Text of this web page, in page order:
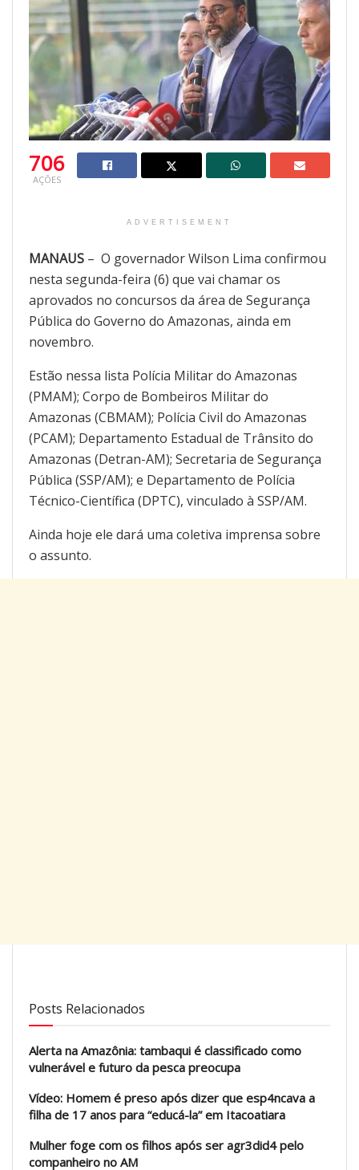
706
AÇÕES
ADVERTISEMENT
MANAUS – O governador Wilson Lima confirmou
nesta segunda-feira (6) que vai chamar os
aprovados no concursos da área de Segurança
Pública do Governo do Amazonas, ainda em
novembro.
Estão nessa lista Polícia Militar do Amazonas
(PMAM); Corpo de Bombeiros Militar do
Amazonas (CBMAM); Polícia Civil do Amazonas
(PCAM); Departamento Estadual de Trânsito do
Amazonas (Detran-AM); Secretaria de Segurança
Pública (SSP/AM); e Departamento de Polícia
Técnico-Científica (DPTC), vinculado à SSP/AM.
Ainda hoje ele dará uma coletiva imprensa sobre
o assunto.
Posts Relacionados
Alerta na Amazônia: tambaqui é classificado como
vulnerável e futuro da pesca preocupa
Vídeo: Homem é preso após dizer que esp4ncava a
filha de 17 anos para “educá-la” em Itacoatiara
Mulher foge com os filhos após ser agr3did4 pelo
companheiro no AM